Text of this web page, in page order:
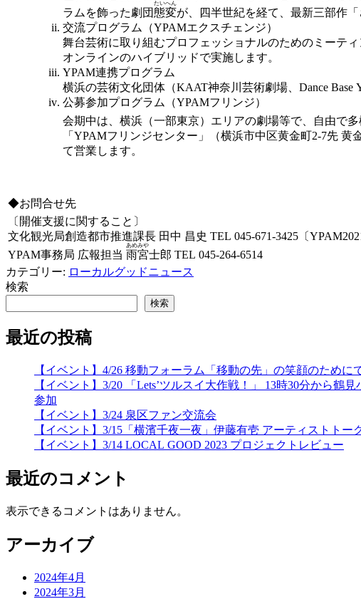
ラムを飾った劇団態変
たいへん
が、四半世紀を経て、最新三部作
交流プログラム（YPAMエクスチェンジ）
舞台芸術に取り組むプロフェッショナルのためのミーテ
オンラインのハイブリッドで実施します。
YPAM連携プログラム
横浜の芸術文化団体（KAAT神奈川芸術劇場、Dance
公募参加プログラム（YPAMフリンジ）
会期中は、横浜（一部東京）エリアの劇場等で、自由で
「YPAMフリンジセンター」（横浜市中区黄金町2-7先
て営業します。
◆お問合せ先
〔開催支援に関すること〕
文化観光局創造都市推進課長 田中 昌史 TEL 045-671-3425〔
YPAM事務局 広報担当 雨宮
あめみや
士郎 TEL 045-264-6514
カテゴリー: ローカルグッドニュース
検索
検索
最近の投稿
【イベント】4/26 移動フォーラム「移動の先」の笑顔のため
【イベント】3/20 「Lets’ツルスイ大作戦！」 13時30分から
参加
【イベント】3/24 泉区ファン交流会
【イベント】3/15「横濱千夜一夜」伊藤有壱 アーティストトー
【イベント】3/14 LOCAL GOOD 2023 プロジェクトレビュー
最近のコメント
表示できるコメントはありません。
アーカイブ
2024年4月
2024年3月